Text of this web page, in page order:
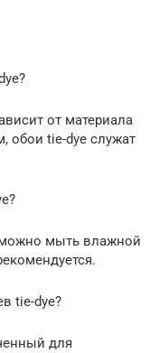
от материала
обои tie-dye служат
мыть влажной
tie-dye?
для